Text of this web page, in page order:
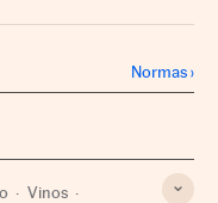
Normas›
Vinos